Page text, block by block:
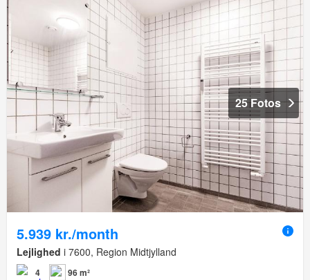
25 Fotos
5.939 kr./month
Lejlighed i 7600, Region Midtjylland
4 96 m²